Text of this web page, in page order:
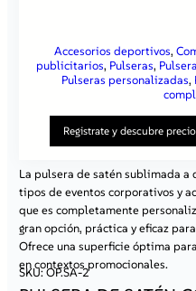
Accesorios deportivos,
publicitarios, Pulseras,
Pulseras personalizadas,
Registrate y descubre
Al registrarte en nuestro
Precios atractivos– al
ofertas especiales
registrados.
Contacto individual
La pulsera de satén sublimada
tipos de eventos corporativos y
que es completamente
gran opción, práctica y eficaz
Ofrece una superficie óptima
en contextos promocionales.
SKU:OP.SA-2